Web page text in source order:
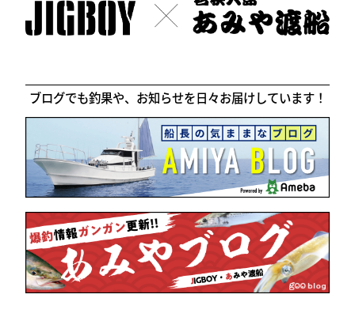
ブログでも釣果や、お知らせを日々お届けしています！